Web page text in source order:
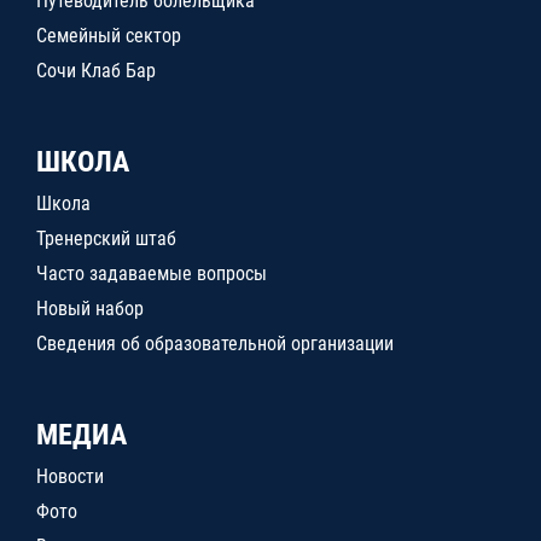
Семейный сектор
Сочи Клаб Бар
ШКОЛА
Школа
Тренерский штаб
Часто задаваемые вопросы
Новый набор
Сведения об образовательной организации
МЕДИА
Новости
Фото